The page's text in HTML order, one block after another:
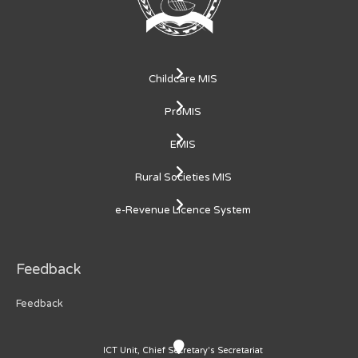
Childcare MIS
ProMIS
EMIS
Rural Societies MIS
e-Revenue Licence System
Feedback
Feedback
ICT Unit, Chief Secretary's Secretariat